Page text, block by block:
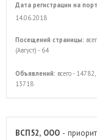
Дата регистрации на
14.06.2018
Посещений страницы:
(Август) - 64
Объявлений: всего -
13718
ВСП52, ООО -